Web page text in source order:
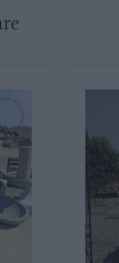
CREDENZE – DOPPI CORPI –
SALE DA PRANZO – STUDIO
ARREDO DA GIARDINO
OGGETTISTICA
* Campi
Ho